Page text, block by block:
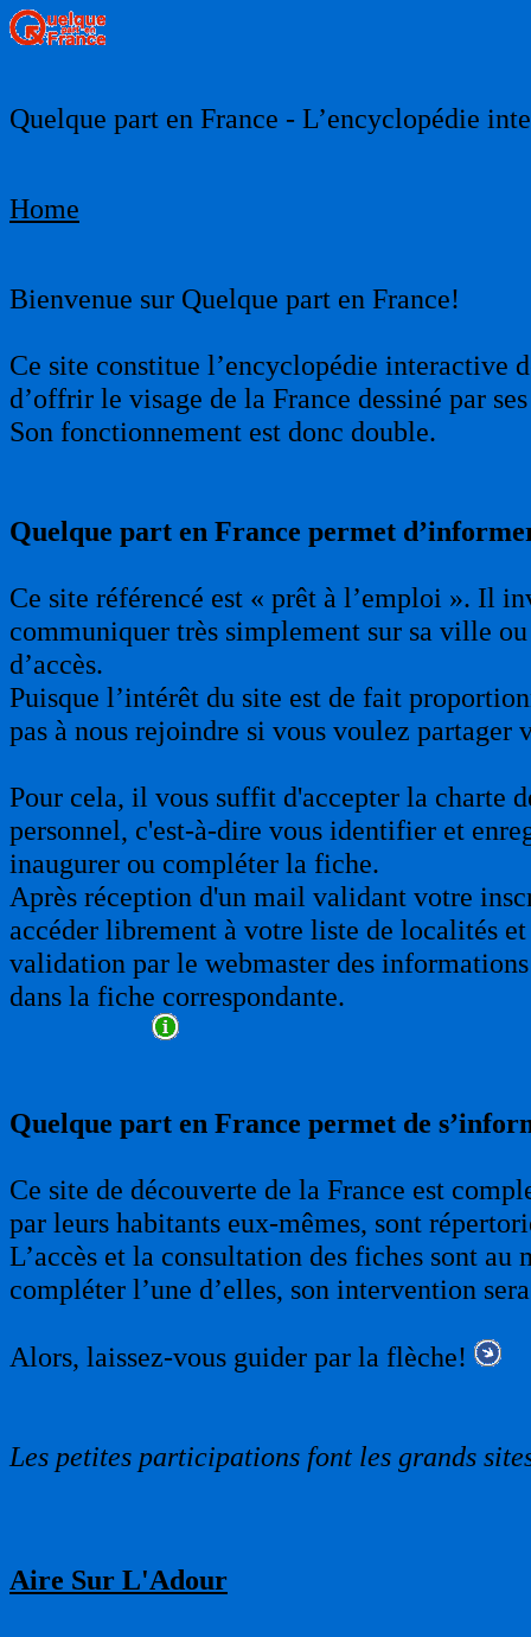
Quelque part en France - L’encyclopédie
Home
Bienvenue sur Quelque part en France!
Ce site constitue l’encyclopédie interactive
d’offrir le visage de la France dessiné par
Son fonctionnement est donc double.
Quelque part en France permet
Ce site référencé est « prêt à l’emploi ». Il
communiquer très simplement sur sa ville
d’accès.
Puisque l’intérêt du site est de fait
pas à nous rejoindre si vous voulez
Pour cela, il vous suffit d'accepter la charte
personnel, c'est-à-dire vous identifier et
inaugurer ou compléter la fiche.
Après réception d'un mail validant votre
accéder librement à votre liste de localités
validation par le webmaster des
dans la fiche correspondante.
Quelque part en France permet de
Ce site de découverte de la France est
par leurs habitants eux-mêmes, sont
L’accès et la consultation des fiches sont
compléter l’une d’elles, son intervention
Alors, laissez-vous guider par la flèche!
Les petites participations font les grands
Aire Sur L'Adour